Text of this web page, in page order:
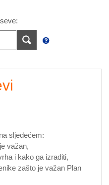
sljedećem:
važan,
i kako ga izraditi,
zašto je važan Plan